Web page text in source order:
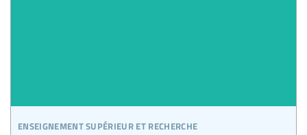
enseignement supérieur et recherche